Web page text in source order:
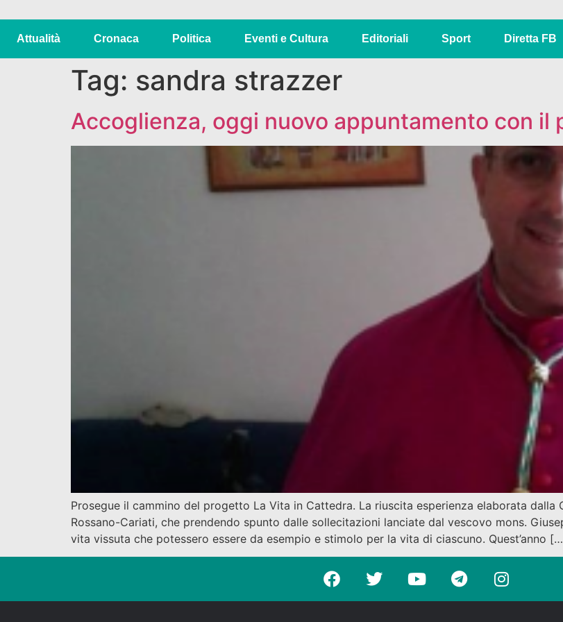
Attualità Cronaca Politica Eventi e Cultura Editoriali Sport Diretta FB
Tag: sandra strazzer
Accoglienza, oggi nuovo appuntamento con il
Prosegue il cammino del progetto La Vita in Cattedra. La riuscita esperienza elaborata
Rossano-Cariati, che prendendo spunto dalle sollecitazioni lanciate dal vescovo mons.
vita vissuta che potessero essere da esempio e stimolo per la vita di ciascuno. Quest’anno